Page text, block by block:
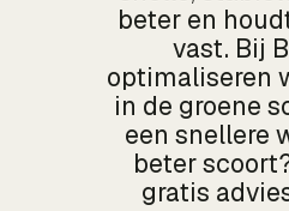
beter en
vast. Bij
optimaliseren
in de groene
een snellere
beter
gratis